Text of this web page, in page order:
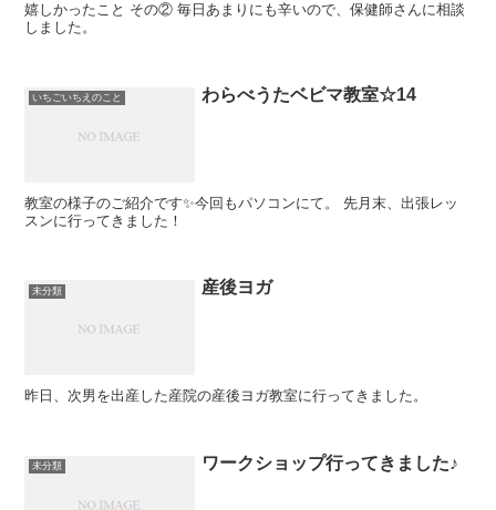
嬉しかったこと その② 毎日あまりにも辛いので、保健師さんに相談
しました。
いちごいちえのこと わらべうたベビマ教室☆14
教室の様子のご紹介です✨今回もパソコンにて。 先月末、出張レッ
スンに行ってきました！
未分類 産後ヨガ
昨日、次男を出産した産院の産後ヨガ教室に行ってきました。
未分類 ワークショップ行ってきました♪